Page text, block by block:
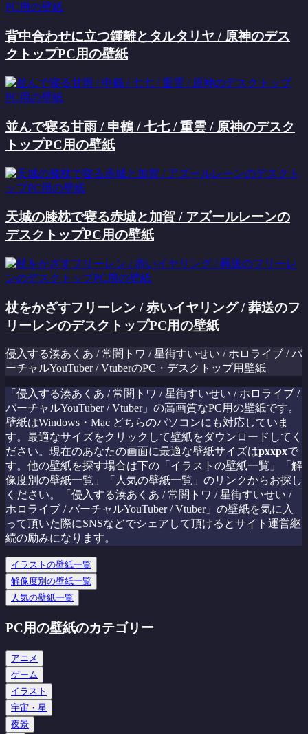
背中合わせに立つ鍾離とタルタリヤ / 原神のデス
クトップPC用の壁紙
並んで寝る甘雨 / 申鶴 / 七七 / 重雲 / 原神のデスク
トップPC用の壁紙
天城の膝枕で寝る赤城と加賀 / アズールレーンの
デスクトップPC用の壁紙
杖をかざすフリーレン / 赤いイヤリング / 葬送のフ
リーレンのデスクトップPC用の壁紙
侵入する湊あくあ / 常闇トワ / 星街すいせい / ホロライブ / バ
ーチャルYouTuber / VtuberのPC・デスクトップ用壁紙
「侵入する湊あくあ / 常闇トワ / 星街すいせい / ホロライブ /
バーチャルYouTuber / Vtuber」の高画質なPC用の壁紙です。
壁紙はWindows・Mac どちらのパソコンにも対応していま
す。最適なサイズをクリックして壁紙をダウンロードしてく
ださい。現在のあなたの画面に最適な壁紙サイズはpxxpxで
す。他の壁紙を探す場合は下の「イラストの壁紙一覧」「解
像度別の壁紙一覧」「人気の壁紙一覧」のリンクからお探し
ください。「侵入する湊あくあ / 常闇トワ / 星街すいせい /
ホロライブ / バーチャルYouTuber / Vtuber」の壁紙を気に入
って頂いた際にSNSなどでシェアして頂けるとサイト運営継
続の励みになります。
イラストの壁紙一覧
解像度別の壁紙一覧
人気の壁紙一覧
PC用の壁紙のカテゴリー
アニメ
ゲーム
イラスト
宇宙・星
夜景